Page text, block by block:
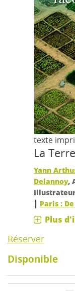
texte
La
Yann
Delannoy,
| Paris :
Plus
Réserver
Disponible